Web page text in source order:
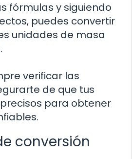
fórmulas y siguiendo
puedes convertir
unidades de masa
verificar las
de que tus
para obtener
conversión